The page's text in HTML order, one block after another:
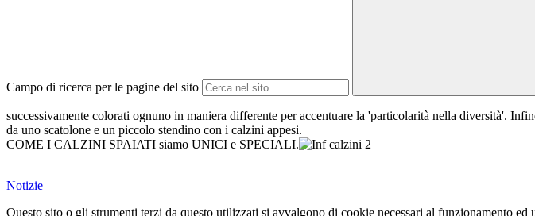
Campo di ricerca per le pagine del sito
successivamente colorati ognuno in maniera differente per accentuare la 'particolarità nella diversità'.
da uno scatolone e un piccolo stendino con i calzini appesi.
COME I CALZINI SPAIATI siamo UNICI e SPECIALI.
Notizie
Questo sito o gli strumenti terzi da questo utilizzati si avvalgono di cookie necessari al funzionamento